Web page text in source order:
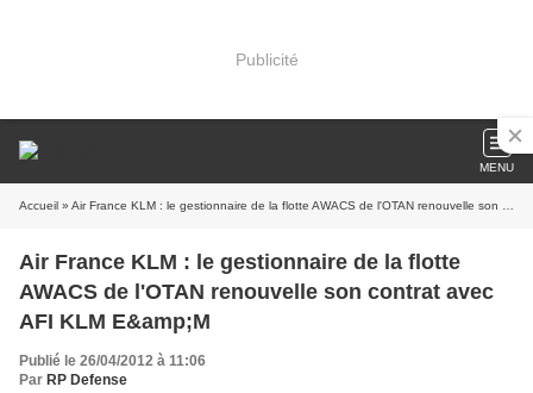
Publicité
MENU
Accueil » Air France KLM : le gestionnaire de la flotte AWACS de l'OTAN renouvelle son contrat avec AFI KLM E&amp;M
Air France KLM : le gestionnaire de la flotte
AWACS de l'OTAN renouvelle son contrat avec
AFI KLM E&amp;M
Publié le 26/04/2012 à 11:06
Par RP Defense